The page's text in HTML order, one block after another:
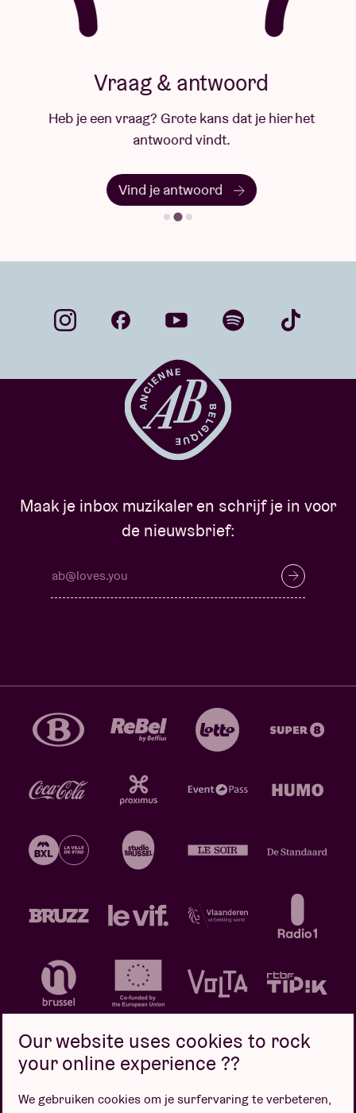
Vraag & antwoord
Heb je een vraag? Grote kans dat je hier het
antwoord vindt.
Vind je antwoord
Maak je inbox muzikaler en schrijf je in voor
de nieuwsbrief:
Privacybeleid Cookiebeleid Verkoopsvoorwaarden
Our website uses cookies to rock
your online experience ??
We gebruiken cookies om je surfervaring te verbeteren,